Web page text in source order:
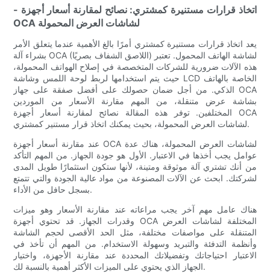
- اتخاذ قرارات مستنيرة كمشتري: نصائح لمقارنة أسعار أجهزة
OCA لشاشات العرض المحمولة
يعد اتخاذ قرارات مستنيرة كمشتري أمرًا بالغ الأهمية عندما يتعلق الأمر
بشراء آلة OCA (اللاصق الشفاف بصريًا) لشاشة الهاتف المحمول. تعتبر
هذه الآلات ضرورية للشركات المتخصصة في إصلاح الهواتف المحمولة،
حيث يتم استخدامها لربط لوحة اللمس وشاشة LCD الخاصة بالهاتف
الذكي. من أجل ضمان حصولك على أفضل صفقة على جهاز OCA
بشاشة عرض متنقلة، من المهم مقارنة الأسعار من الموردين
المختلفين. توفر هذه المقالة نصائح لمقارنة أسعار أجهزة OCA
لشاشات العرض المحمولة، بحيث يمكنك اتخاذ قرار مستنير كمشتري.
عند مقارنة أسعار أجهزة OCA لشاشات العرض المحمولة، هناك عدة
عوامل يجب أخذها في الاعتبار. الأول هو جودة الجهاز. من المهم التأكد
من أنك تشتري آلة موثوقة ومتينة، لأنها ستكون استثمارًا طويل المدى
لشركتك. ابحث عن الآلات المصنوعة من مواد عالية الجودة والتي تتمتع
بسجل حافل من الأداء.
هناك عامل مهم آخر يجب مراعاته عند مقارنة الأسعار وهو ميزات
وقدرات الجهاز. قد تحتوي أجهزة OCA المختلفة لشاشات العرض
المتنقلة على مواصفات مختلفة، مثل الحد الأقصى لحجم الشاشة
وأنظمة التدفئة والتبريد وسهولة الاستخدام. من المهم أن تأخذ في
الاعتبار احتياجاتك وتفضيلاتك المحددة عند مقارنة الأجهزة، واختيار
الجهاز الذي يحتوي على الميزات الأكثر أهمية بالنسبة لك.